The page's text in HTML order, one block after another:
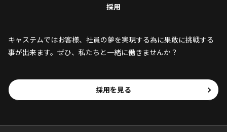
採用
キャステムではお客様、社員の夢を実現する為に果敢に挑戦する
事が出来ます。ぜひ、私たちと一緒に働きませんか？
採用を見る